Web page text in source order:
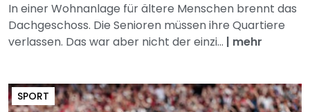
In einer Wohnanlage für ältere Menschen brennt das
Dachgeschoss. Die Senioren müssen ihre Quartiere
verlassen. Das war aber nicht der einzi... | mehr
SPORT